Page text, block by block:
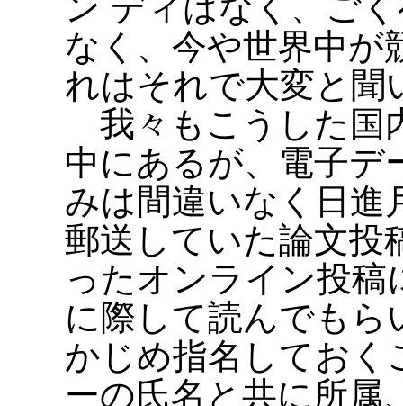
なく、今や世界中が
れはそれで大変と聞
我々もこうした国
中にあるが、電子デ
みは間違いなく日進
郵送していた論文投
ったオンライン投稿
に際して読んでも
かじめ指名しておく
ーの氏名と共に所属